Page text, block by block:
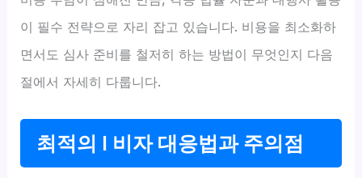
이 필수 전략으로 자리 잡고 있습니다. 비용을 최소화하
면서도 심사 준비를 철저히 하는 방법이 무엇인지 다음
절에서 자세히 다룹니다.
최적의 I 비자 대응법과 주의점